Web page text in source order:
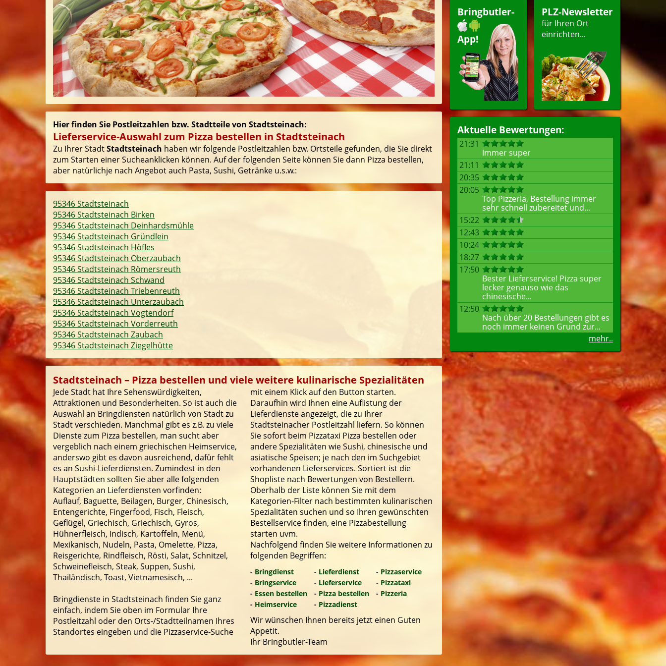
Bringbutler-
App!
PLZ-Newsletter
für Ihren Ort
einrichten...
Aktuelle Bewertungen:
21:31
Immer super
21:11
20:35
20:05
Top Pizzeria, Bestellung immer
sehr schnell zubereitet und...
15:22
12:43
10:24
18:27
17:50
Bester Lieferservice! Pizza super
lecker genauso wie das
chinesische...
12:50
Nach über 20 Bestellungen gibt es
noch immer keinen Grund zur...
mehr..
Hier finden Sie Postleitzahlen bzw. Stadtteile von Stadtsteinach:
Lieferservice-Auswahl zum Pizza bestellen in Stadtsteinach
Zu Ihrer StadtStadtsteinach haben wir folgende Postleitzahlen bzw. Ortsteile gefunden, die Sie direkt
zum Starten einer Sucheanklicken können. Auf der folgenden Seite können Sie dann Pizza bestellen,
aber natürlichje nach Angebot auch Pasta, Sushi, Getränke u.s.w.:
95346 Stadtsteinach
95346 Stadtsteinach Birken
95346 Stadtsteinach Deinhardsmühle
95346 Stadtsteinach Gründlein
95346 Stadtsteinach Höfles
95346 Stadtsteinach Oberzaubach
95346 Stadtsteinach Römersreuth
95346 Stadtsteinach Schwand
95346 Stadtsteinach Triebenreuth
95346 Stadtsteinach Unterzaubach
95346 Stadtsteinach Vogtendorf
95346 Stadtsteinach Vorderreuth
95346 Stadtsteinach Zaubach
95346 Stadtsteinach Ziegelhütte
Stadtsteinach – Pizza bestellen und viele weitere kulinarische Spezialitäten
Jede Stadt hat Ihre Sehenswürdigkeiten,
Attraktionen und Besonderheiten. So ist auch die
Auswahl an Bringdiensten natürlich von Stadt zu
Stadt verschieden. Manchmal gibt es z.B. zu viele
Dienste zum Pizza bestellen, man sucht aber
vergeblich nach einem griechischen Heimservice,
anderswo gibt es davon ausreichend, dafür fehlt
es an Sushi-Lieferdiensten. Zumindest in den
Hauptstädten sollten Sie aber alle folgenden
Kategorien an Lieferdiensten vorfinden:
Auflauf, Baguette, Beilagen, Burger, Chinesisch,
Entengerichte, Fingerfood, Fisch, Fleisch,
Geflügel, Griechisch, Griechisch, Gyros,
Hühnerfleisch, Indisch, Kartoffeln, Menü,
Mexikanisch, Nudeln, Pasta, Omelette, Pizza,
Reisgerichte, Rindfleisch, Rösti, Salat, Schnitzel,
Schweinefleisch, Steak, Suppen, Sushi,
Thailändisch, Toast, Vietnamesisch, ...
Bringdienste in Stadtsteinach finden Sie ganz
einfach, indem Sie oben im Formular Ihre
Postleitzahl oder den Orts-/Stadtteilnamen Ihres
Standortes eingeben und die Pizzaservice-Suche
mit einem Klick auf den Button starten.
Daraufhin wird Ihnen eine Auflistung der
Lieferdienste angezeigt, die zu Ihrer
Stadtsteinacher Postleitzahl liefern. So können
Sie sofort beim Pizzataxi Pizza bestellen oder
andere Spezialitäten wie Sushi, chinesische und
asiatische Speisen; je nach den im Suchgebiet
vorhandenen Lieferservices. Sortiert ist die
Shopliste nach Bewertungen von Bestellern.
Oberhalb der Liste können Sie mit dem
Kategorien-Filter nach bestimmten kulinarischen
Spezialitäten suchen und so Ihren gewünschten
Bestellservice finden, eine Pizzabestellung
starten uvm.
Nachfolgend finden Sie weitere Informationen zu
folgenden Begriffen:
- Bringdienst
- Bringservice
- Essen bestellen
- Heimservice
- Lieferdienst
- Lieferservice
- Pizza bestellen
- Pizzadienst
- Pizzaservice
- Pizzataxi
- Pizzeria
Wir wünschen Ihnen bereits jetzt einen Guten
Appetit.
Ihr Bringbutler-Team